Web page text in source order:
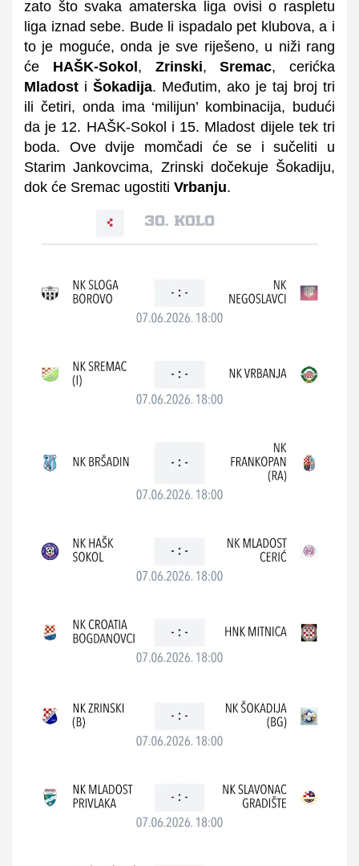
zato što svaka amaterska liga ovisi o raspletu
liga iznad sebe. Bude li ispadalo pet klubova, a i
to je moguće, onda je sve riješeno, u niži rang
će HAŠK-Sokol , Zrinski,Sremac, cerićka
Mladost i Šokadija. Međutim, ako je taj broj tri
ili četiri, onda ima ‘milijun’ kombinacija, budući
da je 12. HAŠK-Sokol i 15. Mladost dijele tek tri
boda. Ove dvije momčadi će se i sučeliti u
Starim Jankovcima, Zrinski dočekuje Šokadiju,
dok će Sremac ugostiti Vrbanju.